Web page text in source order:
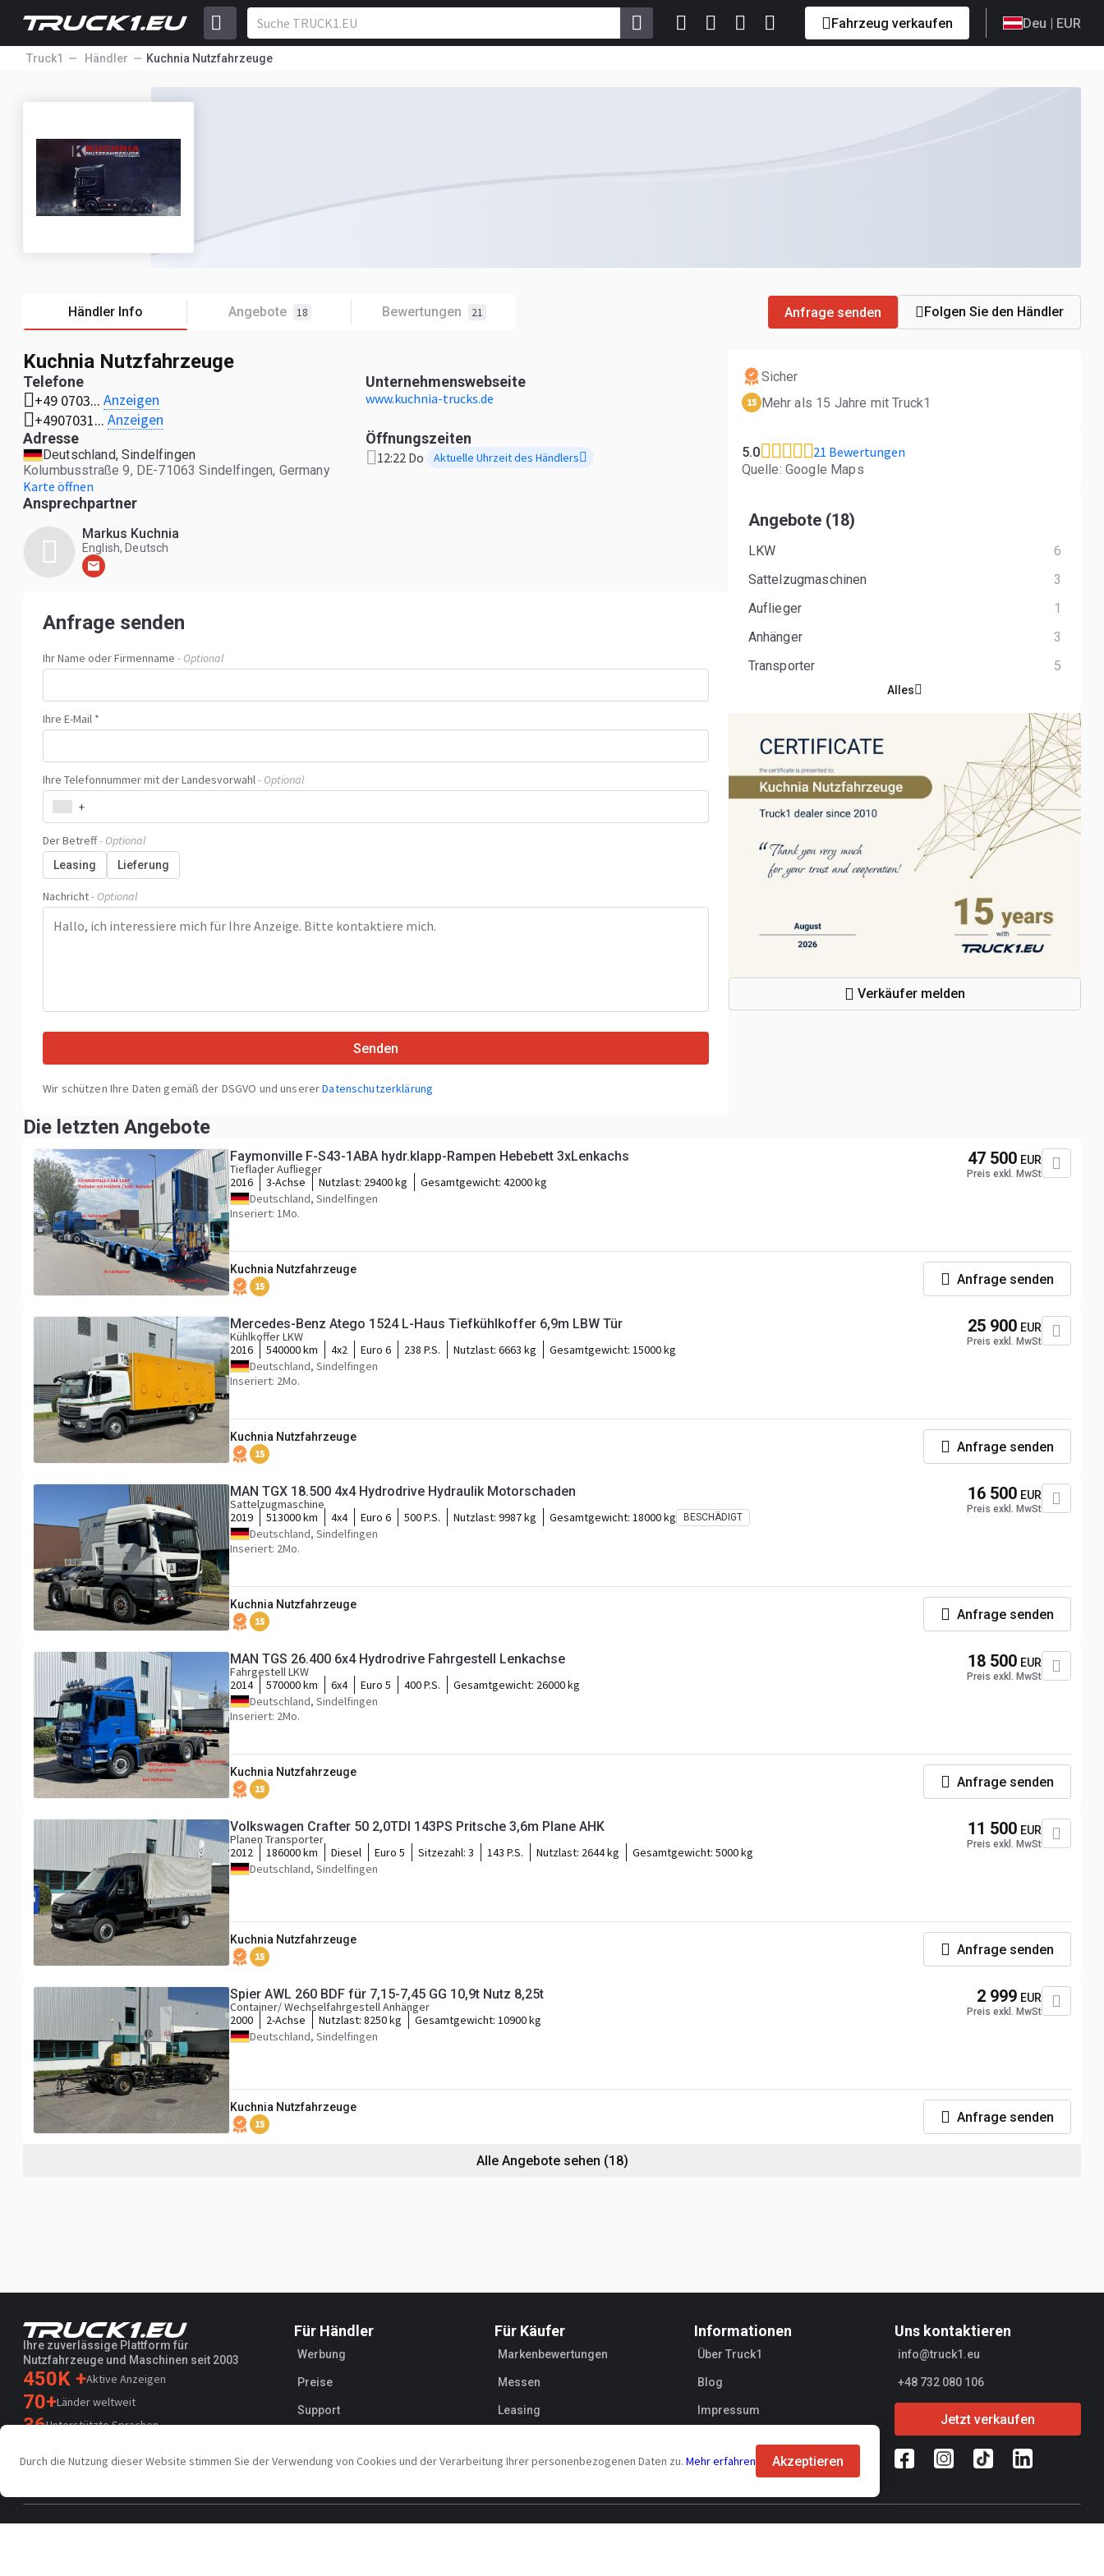
Fahrzeug verkaufen Deu | EUR
Truck1 Händler Kuchnia Nutzfahrzeuge
Händler Info Angebote 18 Bewertungen 21 Anfrage senden Folgen Sie den Händler
Kuchnia Nutzfahrzeuge
Telefone
+49 0703... Anzeigen
+4907031... Anzeigen
Unternehmenswebseite
www.kuchnia-trucks.de
Adresse
Deutschland, Sindelfingen
Kolumbusstraße 9, DE-71063 Sindelfingen, Germany
Karte öffnen
Öffnungszeiten
12:22 Do Aktuelle Uhrzeit des Händlers
Ansprechpartner
Markus Kuchnia
English, Deutsch
Anfrage senden
Ihr Name oder Firmenname - Optional
Ihre E-Mail *
Ihre Telefonnummer mit der Landesvorwahl- Optional
+
Der Betreff- Optional
Leasing Lieferung
Nachricht- Optional
Senden
Wir schützen Ihre Daten gemäß der DSGVO und unsererDatenschutzerklärung
Sicher
15 Mehr als 15 Jahre mit Truck1
5.0 21 Bewertungen
Quelle: Google Maps
Angebote (18)
LKW
6
Sattelzugmaschinen
3
Auflieger
1
Anhänger
3
Transporter
5
Alles
Verkäufer melden
Die letzten Angebote
Faymonville F-S43-1ABA hydr.klapp-Rampen Hebebett 3xLenkachs
Tieflader Auflieger
2016
3-Achse Nutzlast: 29400 kg Gesamtgewicht: 42000 kg
Deutschland, Sindelfingen
Inseriert: 1Mo.
47 500 EUR
Preis exkl. MwSt
Kuchnia Nutzfahrzeuge
15 Anfrage senden
Mercedes-Benz Atego 1524 L-Haus Tiefkühlkoffer 6,9m LBW Tür
Kühlkoffer LKW
2016
540000 km 4x2 Euro 6 238 P.S. Nutzlast: 6663 kg Gesamtgewicht: 15000 kg
Deutschland, Sindelfingen
Inseriert: 2Mo.
25 900 EUR
Preis exkl. MwSt
Kuchnia Nutzfahrzeuge
15 Anfrage senden
MAN TGX 18.500 4x4 Hydrodrive Hydraulik Motorschaden
Sattelzugmaschine
2019
513000 km 4x4 Euro 6 500 P.S. Nutzlast: 9987 kg Gesamtgewicht: 18000 kg BESCHÄDIGT
Deutschland, Sindelfingen
Inseriert: 2Mo.
16 500 EUR
Preis exkl. MwSt
Kuchnia Nutzfahrzeuge
15 Anfrage senden
MAN TGS 26.400 6x4 Hydrodrive Fahrgestell Lenkachse
Fahrgestell LKW
2014
570000 km 6x4 Euro 5 400 P.S. Gesamtgewicht: 26000 kg
Deutschland, Sindelfingen
Inseriert: 2Mo.
18 500 EUR
Preis exkl. MwSt
Kuchnia Nutzfahrzeuge
15 Anfrage senden
Volkswagen Crafter 50 2,0TDI 143PS Pritsche 3,6m Plane AHK
Planen Transporter
2012
186000 km Diesel Euro 5 Sitzezahl: 3 143 P.S. Nutzlast: 2644 kg Gesamtgewicht: 5000 kg
Deutschland, Sindelfingen
11 500 EUR
Preis exkl. MwSt
Kuchnia Nutzfahrzeuge
15 Anfrage senden
Spier AWL 260 BDF für 7,15-7,45 GG 10,9t Nutz 8,25t
Container/ Wechselfahrgestell Anhänger
2000
2-Achse Nutzlast: 8250 kg Gesamtgewicht: 10900 kg
Deutschland, Sindelfingen
2 999 EUR
Preis exkl. MwSt
Kuchnia Nutzfahrzeuge
15 Anfrage senden
Alle Angebote sehen (18)
Ihre zuverlässige Plattform für
Nutzfahrzeuge und Maschinen seit 2003
450K +Aktive Anzeigen
70+Länder weltweit
36Unterstützte Sprachen
Trustpilot
Für Händler
Werbung
Preise
Support
Für Käufer
Markenbewertungen
Messen
Leasing
Informationen
Über Truck1
Blog
Impressum
Uns kontaktieren
info@truck1.eu
+48 732 080 106
Jetzt verkaufen
Durch die Nutzung dieser Website stimmen Sie der Verwendung von Cookies und der Verarbeitung Ihrer personenbezogenen Daten zu. Mehr erfahren Akzeptieren